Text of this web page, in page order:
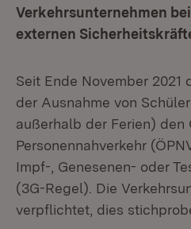
Verkehrsunternehmen
externen
Seit Ende November 2021
der Ausnahme von
außerhalb der Ferien) den
Personennahverkehr
Impf-, Genesenen- oder
(3G-Regel). Die
verpflichtet, dies